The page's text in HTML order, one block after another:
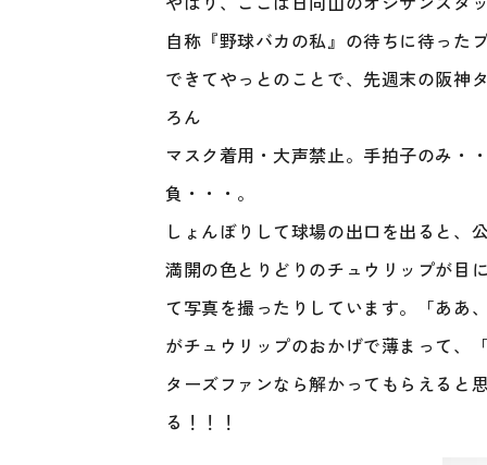
自称『野球バカの私』の待ちに待った
できてやっとのことで、先週末の阪神
ろん
マスク着用・大声禁止。手拍子のみ・
負・・・。
しょんぼりして球場の出口を出ると、
満開の色とりどりのチュウリップが
て写真を撮ったり しています。「ああ
がチュウリップのおかげで薄まって、
ターズファンなら解かってもらえると
る！！！